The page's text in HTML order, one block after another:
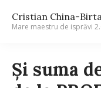
Cristian China-
Mare maestru de isprăvi
Și suma